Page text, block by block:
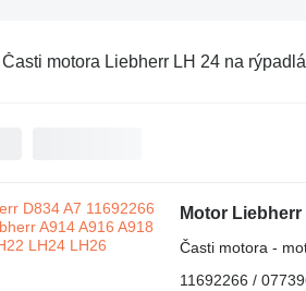
Časti motora Liebherr LH 24 na rýpadlá
Časti motora -
11692266 /